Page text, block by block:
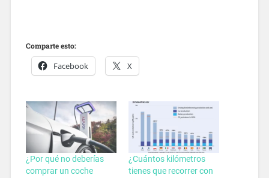
Comparte esto:
Facebook X
¿Por qué no deberías
comprar un coche
¿Cuántos kilómetros
tienes que recorrer con